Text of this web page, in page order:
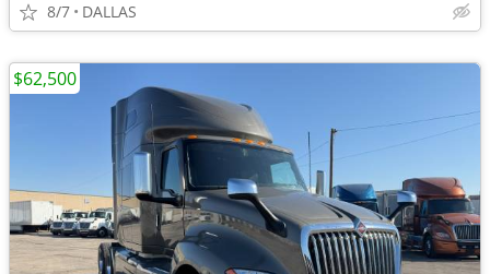
8/7 DALLAS
$62,500